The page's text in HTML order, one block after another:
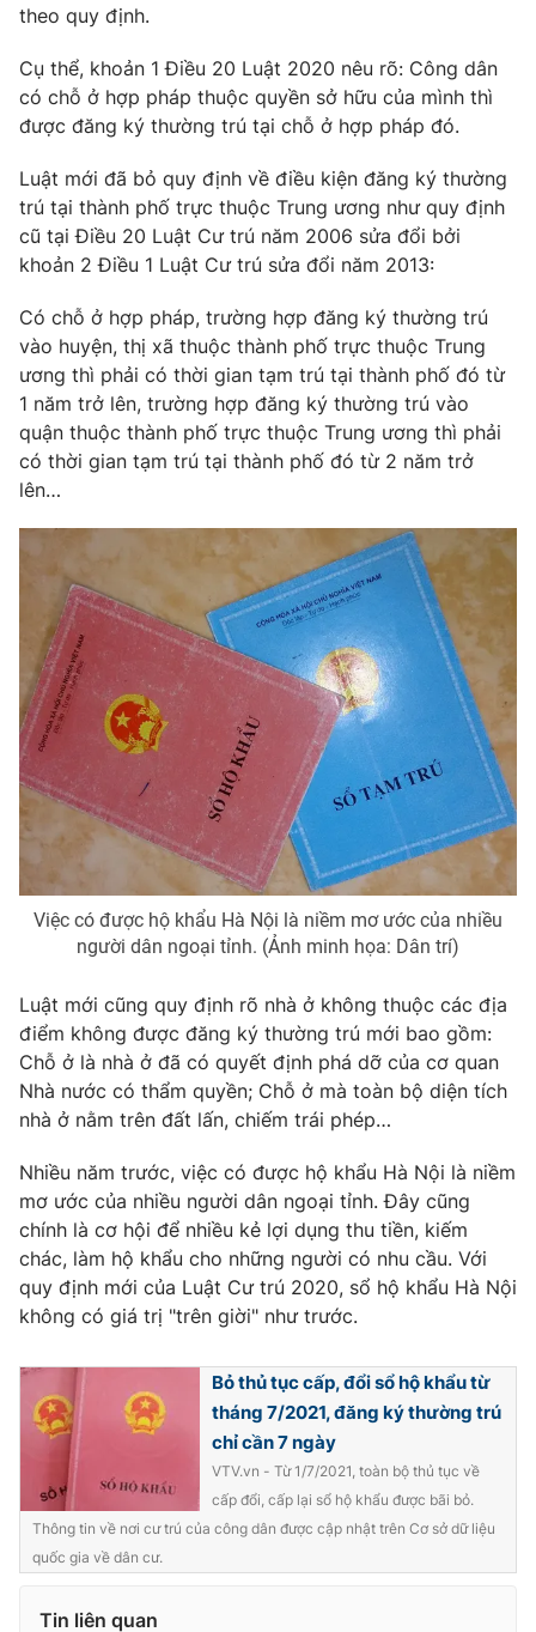
Phim VTV
Hậu trường
Nhân vật
Khán giả
Giải sao mai
Điện ảnh
Sao
Đời sống
Du lịch
Làm đẹp
Chất lượng cuộc sống
Giáo dục
Tuyển sinh
Công nghệ
Hitech Công nghệ tương lai
Sản phẩm
Thị trường
Tư vấn
Giao lưu trực tuyến
Lịch phát sóng
Chuyên mục khác
Emagazine Podcast
Photo Infographic
Video Shorts video
VTV Money VTV Thể thao
VTV Sức khoẻ Bất động sản
Thị trường 24h Tấm lòng Việt
Vươn mình bằng AI
VTV9 VTV8
Liên hệ tòa soạn English
THỜI BÁO VTV
Theo dõi báo trên
Cơ quan chủ quản:
Đài Truyền hình Việt Nam
Cơ quan báo chí:Thời báo VTV
Giấy phép hoạt động báo in và báo điện tử số 483/GP-BTTTT
cấp ngày 29/12/2023
Tổng Biên tập: Vũ Thanh Thủy
Phó Tổng Biên tập:
Nguyễn Trọng Ninh
Tổng đài VTV:
theo quy định.
Cụ thể, khoản 1 Điều 20 Luật 2020 nêu rõ: Công dân
có chỗ ở hợp pháp thuộc quyền sở hữu của mình thì
được đăng ký thường trú tại chỗ ở hợp pháp đó.
Luật mới đã bỏ quy định về điều kiện đăng ký thường
trú tại thành phố trực thuộc Trung ương như quy định
cũ tại Điều 20 Luật Cư trú năm 2006 sửa đổi bởi
khoản 2 Điều 1 Luật Cư trú sửa đổi năm 2013:
Có chỗ ở hợp pháp, trường hợp đăng ký thường trú
vào huyện, thị xã thuộc thành phố trực thuộc Trung
ương thì phải có thời gian tạm trú tại thành phố đó từ
1 năm trở lên, trường hợp đăng ký thường trú vào
quận thuộc thành phố trực thuộc Trung ương thì phải
có thời gian tạm trú tại thành phố đó từ 2 năm trở
lên…
Việc có được hộ khẩu Hà Nội là niềm mơ ước của nhiều
người dân ngoại tỉnh. (Ảnh minh họa: Dân trí)
Luật mới cũng quy định rõ nhà ở không thuộc các địa
điểm không được đăng ký thường trú mới bao gồm:
Chỗ ở là nhà ở đã có quyết định phá dỡ của cơ quan
Nhà nước có thẩm quyền; Chỗ ở mà toàn bộ diện tích
nhà ở nằm trên đất lấn, chiếm trái phép…
Nhiều năm trước, việc có được hộ khẩu Hà Nội là niềm
mơ ước của nhiều người dân ngoại tỉnh. Đây cũng
chính là cơ hội để nhiều kẻ lợi dụng thu tiền, kiếm
chác, làm hộ khẩu cho những người có nhu cầu. Với
quy định mới của Luật Cư trú 2020, sổ hộ khẩu Hà Nội
không có giá trị "trên giời" như trước.
Bỏ thủ tục cấp, đổi sổ hộ khẩu từ
tháng 7/2021, đăng ký thường trú
chỉ cần 7 ngày
VTV.vn - Từ 1/7/2021, toàn bộ thủ tục về
cấp đổi, cấp lại sổ hộ khẩu được bãi bỏ.
Thông tin về nơi cư trú của công dân được cập nhật trên Cơ sở dữ liệu
quốc gia về dân cư.
Tin liên quan